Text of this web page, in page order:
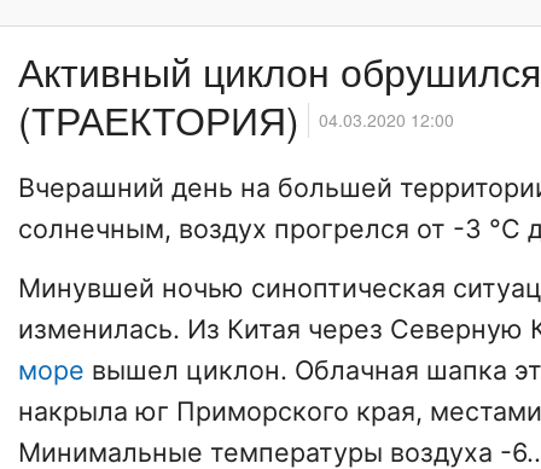
Активный циклон
(ТРАЕКТОРИЯ)
04.03.2020 12:00
Вчерашний день на большей
солнечным, воздух прогрелся от -3 °С
Минувшей ночью синоптическая
изменилась. Из Китая через
море вышел циклон. Облачная шапка
накрыла юг Приморского края,
Минимальные температуры воздуха -